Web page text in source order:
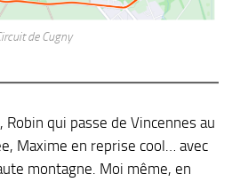
de Cugny
Robin qui passe de Vincennes au
Maxime en reprise cool… avec
montagne. Moi même, en